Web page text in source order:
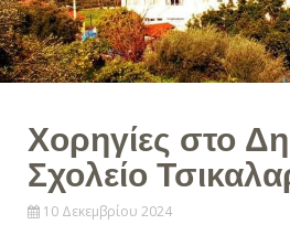
Χορηγίες στο
Σχολείο
10 Δεκεμβρίου 2024